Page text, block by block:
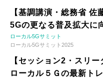
【基調講演・総務省
5Gの更なる普及拡大に
ローカル5Gサミット
ローカル5Gサミット2025
【セッション2・スリ
ローカル５Ｇの最新ト